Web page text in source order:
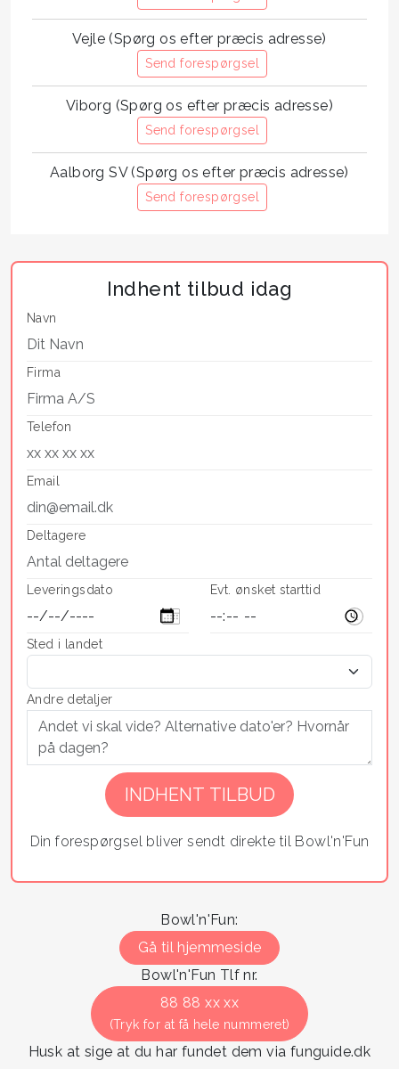
Vejle (Spørg os efter præcis adresse)
Send forespørgsel
Viborg (Spørg os efter præcis adresse)
Send forespørgsel
Aalborg SV (Spørg os efter præcis adresse)
Send forespørgsel
Indhent tilbud idag
Navn
Firma
Telefon
Email
Deltagere
Leveringsdato Evt. ønsket starttid
Sted i landet
Andre detaljer
Din forespørgsel bliver sendt direkte til Bowl'n'Fun
Bowl'n'Fun:
Gå til hjemmeside
Bowl'n'Fun Tlf nr.
88 88 xx xx
(Tryk for at få hele nummeret)
Husk at sige at du har fundet dem via funguide.dk